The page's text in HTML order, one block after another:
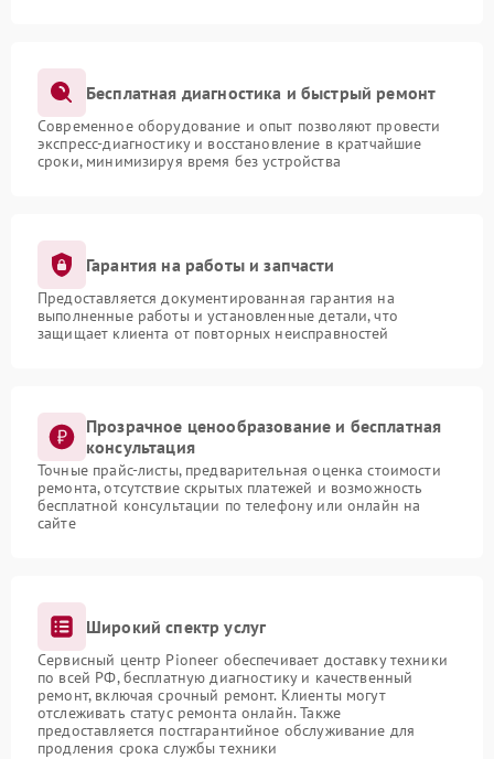
Бесплатная диагностика и быстрый ремонт
Современное оборудование и опыт позволяют провести
экспресс-диагностику и восстановление в кратчайшие
сроки, минимизируя время без устройства
Гарантия на работы и запчасти
Предоставляется документированная гарантия на
выполненные работы и установленные детали, что
защищает клиента от повторных неисправностей
Прозрачное ценообразование и бесплатная
консультация
Точные прайс-листы, предварительная оценка стоимости
ремонта, отсутствие скрытых платежей и возможность
бесплатной консультации по телефону или онлайн на
сайте
Широкий спектр услуг
Сервисный центр Pioneer обеспечивает доставку техники
по всей РФ, бесплатную диагностику и качественный
ремонт, включая срочный ремонт. Клиенты могут
отслеживать статус ремонта онлайн. Также
предоставляется постгарантийное обслуживание для
продления срока службы техники